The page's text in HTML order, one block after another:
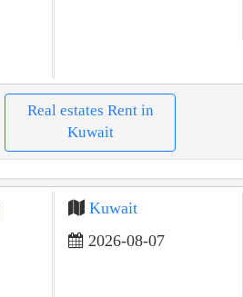
Real estates Rent in
Kuwait
Kuwait
2026-08-07